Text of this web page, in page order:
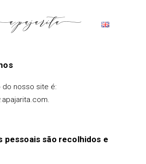
do nosso site é:
pessoais são recolhidos e